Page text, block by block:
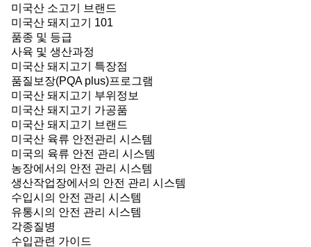
미국산 소고기 브랜드
미국산 돼지고기 101
품종 및 등급
사육 및 생산과정
미국산 돼지고기 특장점
품질보장(PQA plus)프로그램
미국산 돼지고기 부위정보
미국산 돼지고기 가공품
미국산 돼지고기 브랜드
미국산 육류 안전관리 시스템
미국의 육류 안전 관리 시스템
농장에서의 안전 관리 시스템
생산작업장에서의 안전 관리 시스템
수입시의 안전 관리 시스템
유통시의 안전 관리 시스템
각종질병
수입관련 가이드